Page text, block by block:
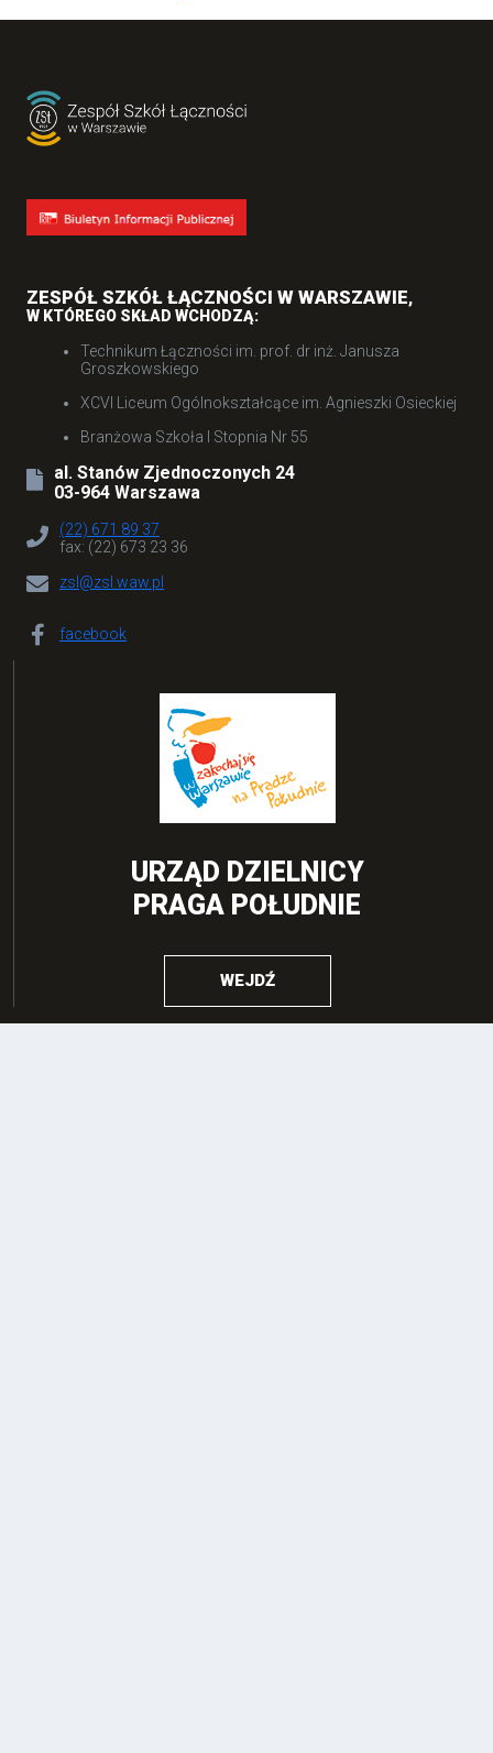
ZESPÓŁ SZKÓŁ ŁĄCZNOŚCI W WARSZAWIE,
W KTÓREGO SKŁAD WCHODZĄ:
Technikum Łączności im. prof. dr inż. Janusza
Groszkowskiego
XCVI Liceum Ogólnokształcące im. Agnieszki Osieckiej
Branżowa Szkoła I Stopnia Nr 55
al. Stanów Zjednoczonych 24
03-964 Warszawa
(22) 671 89 37
fax: (22) 673 23 36
zsl@zsl.waw.pl
facebook
URZĄD DZIELNICY
PRAGA POŁUDNIE
WEJDŹ